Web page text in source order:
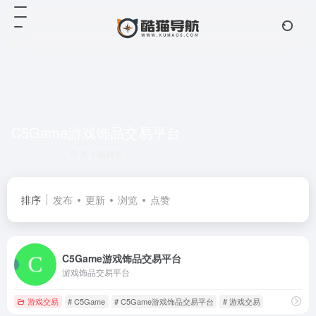
排序 发布 更新 浏览 点赞
C5Game游戏饰品交易平台
游戏饰品交易平台
游戏交易 # C5Game # C5Game游戏饰品交易平台 # 游戏交易